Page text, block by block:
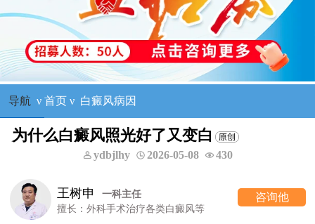
导航 ν 首页ν 白癜风病因
为什么白癜风照光好了又变白
ydbjlhy 2026-05-08 430
王树申
一科主任
擅长：外科手术治疗各类白癜风等
咨询他